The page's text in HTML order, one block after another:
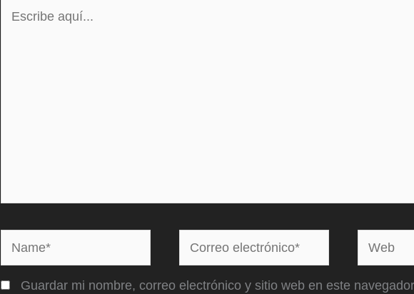
Name*
Correo
electrónico*
Web
Guardar mi nombre, correo electrónico y sitio web en este